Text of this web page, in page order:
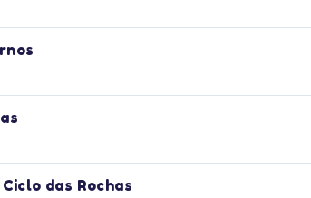
das Rochas